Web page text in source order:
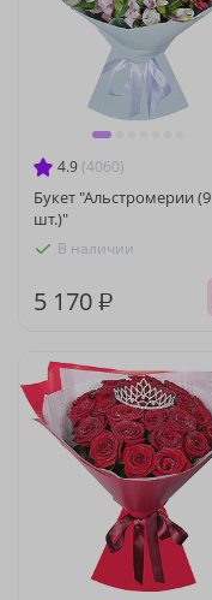
4.9 (4060)
Букет "Альстромерии (9
шт.)"
В наличии
5 170 ₽